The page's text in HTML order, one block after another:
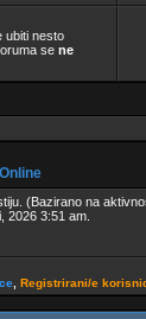
ubiti nesto
se ne
Online
(Bazirano na
2026 3:51 am.
Registrirani/e